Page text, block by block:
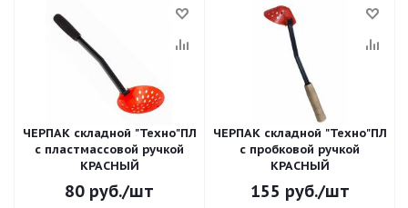
ЧЕРПАК складной "Техно"ПЛ
с пластмассовой ручкой
КРАСНЫЙ
80 руб./шт
ЧЕРПАК складной "Техно"ПЛ
с пробковой ручкой
КРАСНЫЙ
155 руб./шт